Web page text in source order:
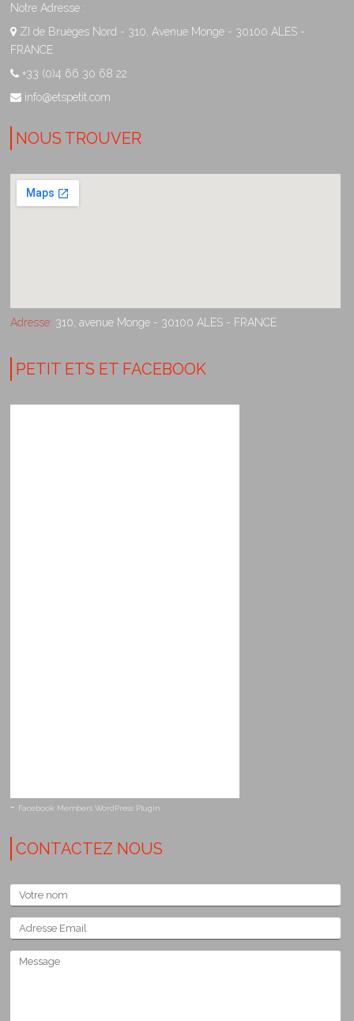
Notre Adresse :
ZI de Bruèges Nord - 310, Avenue Monge - 30100 ALES -
FRANCE
+33 (0)4 66 30 68 22
info@etspetit.com
NOUS TROUVER
Adresse: 310, avenue Monge - 30100 ALES - FRANCE
PETIT ETS ET FACEBOOK
- Facebook Members WordPress Plugin
CONTACTEZ NOUS